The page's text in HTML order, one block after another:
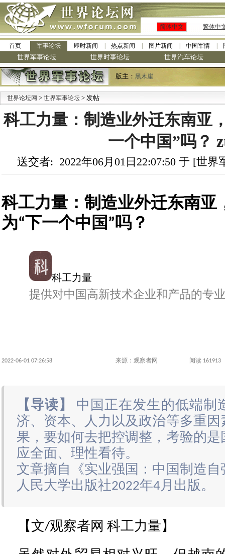
简体中文 繁体中
首页 军事论坛 即时新闻 热点新闻 图片新闻 中国军情
世界军事论坛 世界时事论坛 世界汽车论坛
版主： 黑木崖
世界论坛网 > 世界军事论坛 > 发帖
科工力量：制造业外迁东南亚
一个中国”吗？
送交者: 2022年06月01日22:07:50 于 [世
科工力量：制造业外迁东南亚
为“下一个中国”吗？
科工力量
提供对中国高新技术企业和产品的专
2022-06-01 07:26:58 来源：观察者网 阅读 161913
【导读】
中国正在发生的低端制
济、资本、人力以及政治等多重因
果，要如何去把控调整，考验的
应全面、理性看待。
文章摘自《实业强国：中国制造自
人民大学出版社2022年4月出版。
【文/观察者网 科工力量】